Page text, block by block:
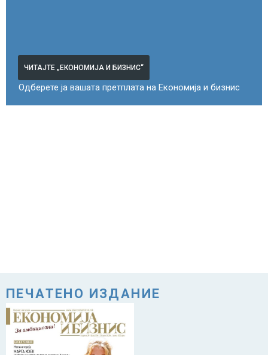
ЧИТАЈТЕ „ЕКОНОМИЈА И БИЗНИС“
Одберете ја вашата претплата на Економија и бизнис
ПЕЧАТЕНО ИЗДАНИЕ